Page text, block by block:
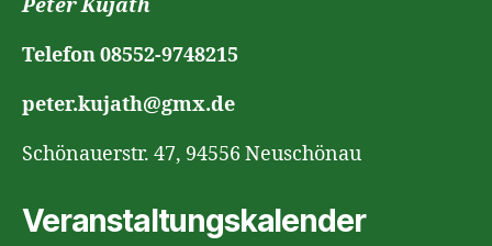
Peter Kujath
Telefon 08552-9748215
peter.kujath@gmx.de
Schönauerstr. 47, 94556 Neuschönau
Veranstaltungskalender